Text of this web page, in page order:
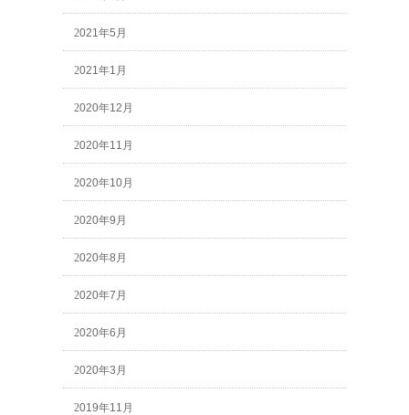
2021年5月
2021年1月
2020年12月
2020年11月
2020年10月
2020年9月
2020年8月
2020年7月
2020年6月
2020年3月
2019年11月